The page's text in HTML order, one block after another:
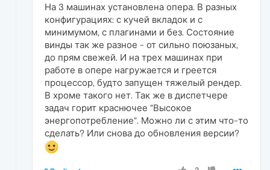
На 3 машинах установлена опера. В разных
конфигурациях: с кучей вкладок и с
минимумом, с плагинами и без. Состояние
винды так же разное - от сильно поюзаных,
до прям свежей. И на трех машинах при
работе в опере нагружается и греется
процессор, будто запущен тяжелый рендер.
В хроме такого нет. Так же в диспетчере
задач горит краснючее "Высокое
энергопотребление". Можно ли с этим что-то
сделать? Или снова до обновления версии?